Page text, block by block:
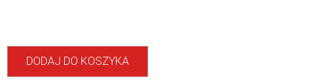
DODAJ DO KOSZYKA